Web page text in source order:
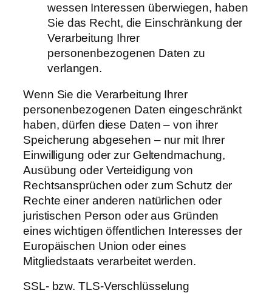
wessen Interessen überwiegen, haben
Sie das Recht, die Einschränkung der
Verarbeitung Ihrer
personenbezogenen Daten zu
verlangen.
Wenn Sie die Verarbeitung Ihrer
personenbezogenen Daten eingeschränkt
haben, dürfen diese Daten – von ihrer
Speicherung abgesehen – nur mit Ihrer
Einwilligung oder zur Geltendmachung,
Ausübung oder Verteidigung von
Rechtsansprüchen oder zum Schutz der
Rechte einer anderen natürlichen oder
juristischen Person oder aus Gründen
eines wichtigen öffentlichen Interesses der
Europäischen Union oder eines
Mitgliedstaats verarbeitet werden.
SSL- bzw. TLS-Verschlüsselung